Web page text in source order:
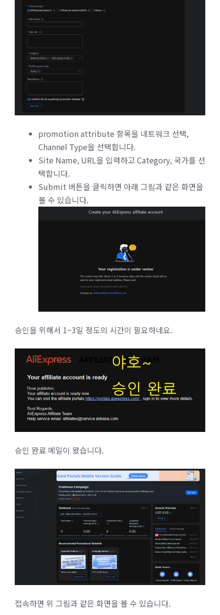
promotion attribute 항목을 네트워크 선택,
Channel Type을 선택합니다.
Site Name, URL을 입력하고 Category, 국가를 선
택합니다.
Submit 버튼을 클릭하면 아래 그림과 같은 화면을
볼 수 있습니다.
승인을 위해서 1~3일 정도의 시간이 필요하네요.
승인 완료 메일이 왔습니다.
접속하면 위 그림과 같은 화면을 볼 수 있습니다.